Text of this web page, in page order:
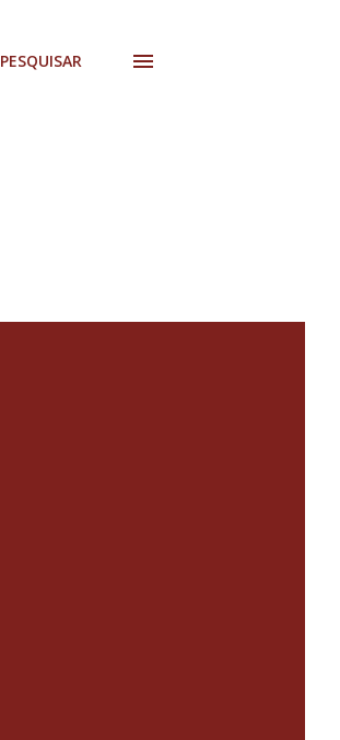
PESQUISAR